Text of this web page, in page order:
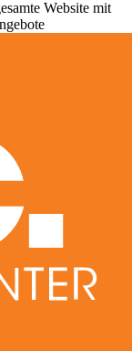
Website mit